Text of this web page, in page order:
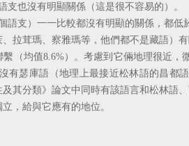
也沒有明顯關係（這是很不容易的）。
支）一一比較都沒有明顯的關係，都低
茸瑪、察雅瑪等，他們都不是藏語）有
（均值8.6%）。考慮到它倆地理很近，
有瑟庫語（地理上最接近松林語的昌都
及其分類》論文中同時有該語言和松林語
給與它應有的地位。